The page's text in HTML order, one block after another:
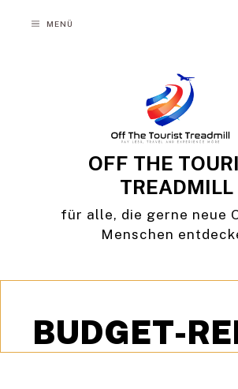
Inhalt
MENÜ
OFF THE
TREADMILL
für alle, die gerne neue
Menschen
BUDGET-